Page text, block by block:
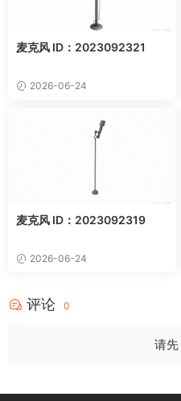
麦克风 ID：2023092321
2026-06-24
麦克风 ID：2023092319
2026-06-24
评论 0
请先